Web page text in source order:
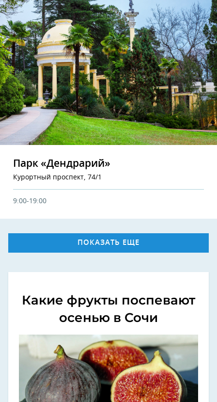
Парк «Дендрарий»
Курортный проспект, 74/1
9:00-19:00
ПОКАЗАТЬ ЕЩЕ
Какие фрукты поспевают
осенью в Сочи